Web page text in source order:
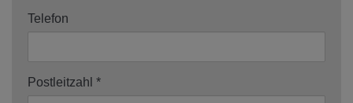
Telefon
Postleitzahl